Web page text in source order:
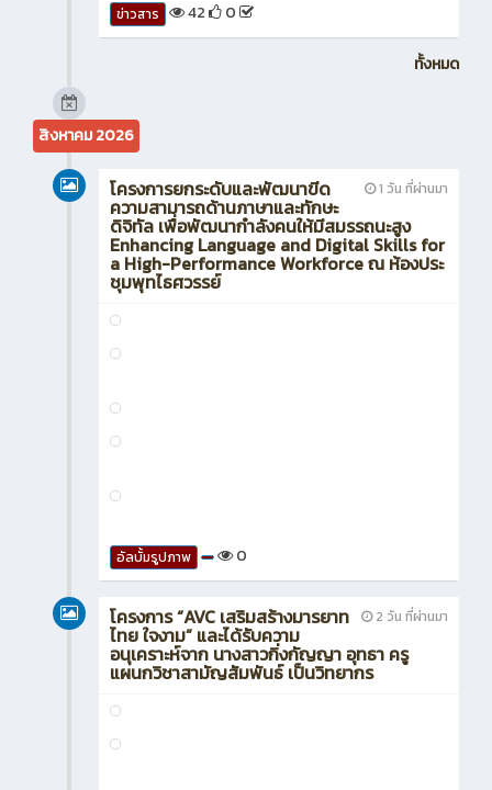
ข่าวสาร 42 0
ทั้งหมด
สิงหาคม 2026
1 วัน ที่ผ่านมา
โครงการยกระดับและพัฒนาขีด
ความสามารถด้านภาษาและทักษะ
ดิจิทัล เพื่อพัฒนากำลังคนให้มีสมรรถนะสูง
Enhancing Language and Digital Skills for
a High-Performance Workforce ณ ห้องประ
ชุมพุทไธศวรรย์
อัลบั้มรูปภาพ 0
2 วัน ที่ผ่านมา
โครงการ “AVC เสริมสร้างมารยาท
ไทย ใจงาม” และได้รับความ
อนุเคราะห์จาก นางสาวกิ่งกัญญา อุทธา ครู
แผนกวิชาสามัญสัมพันธ์ เป็นวิทยากร